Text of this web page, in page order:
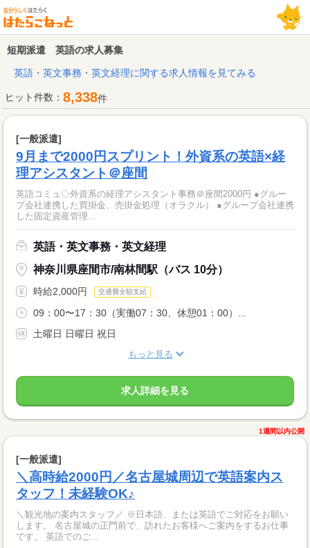
短期派遣 英語の求人募集
英語・英文事務・英文経理に関する求人情報を見てみる
ヒット件数： 8,338件
[一般派遣]
9月まで2000円スプリント！外資系の英語×経
理アシスタント＠座間
英語コミュ◇外資系の経理アシスタント事務＠座間2000円 ●グルー
プ会社連携した買掛金、売掛金処理（オラクル） ●グループ会社連携
した固定資産管理...
英語・英文事務・英文経理
神奈川県座間市/南林間駅（バス 10分）
時給2,000円 交通費全額支給
09：00〜17：30（実働07：30、休憩01：00）...
土曜日 日曜日 祝日
もっと見る
求人詳細を見る
1週間以内公開
[一般派遣]
＼高時給2000円／名古屋城周辺で英語案内ス
タッフ！未経験OK♪
＼観光地の案内スタッフ／ ※日本語、または英語でご対応をお願い
します。 名古屋城の正門前で、訪れたお客様へご案内をするお仕事
です。 英語でのご...